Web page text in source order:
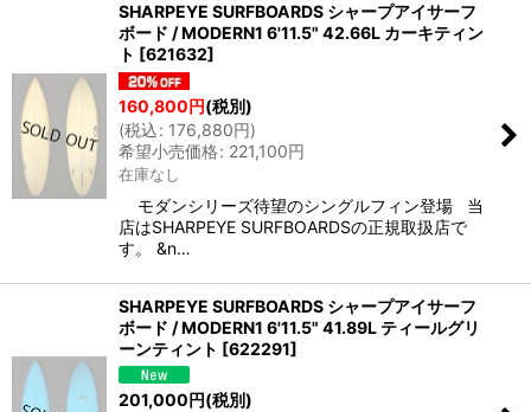
SHARPEYE SURFBOARDS シャープアイサーフ
ボード / MODERN1 6'11.5" 42.66L カーキティン
ト [621632]
160,800円(税別)
(税込: 176,880円)
希望小売価格: 221,100円
在庫なし
モダンシリーズ待望のシングルフィン登場 当
店はSHARPEYE SURFBOARDSの正規取扱店で
す。 &n…
SHARPEYE SURFBOARDS シャープアイサーフ
ボード / MODERN1 6'11.5" 41.89L ティールグリ
ーンティント [622291]
201,000円(税別)